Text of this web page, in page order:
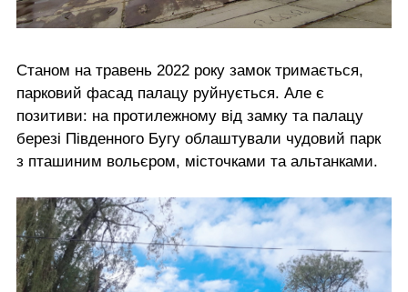
Станом на травень 2022 року замок тримається,
парковий фасад палацу руйнується. Але є
позитиви: на протилежному від замку та палацу
березі Південного Бугу облаштували чудовий парк
з пташиним вольєром, місточками та альтанками.